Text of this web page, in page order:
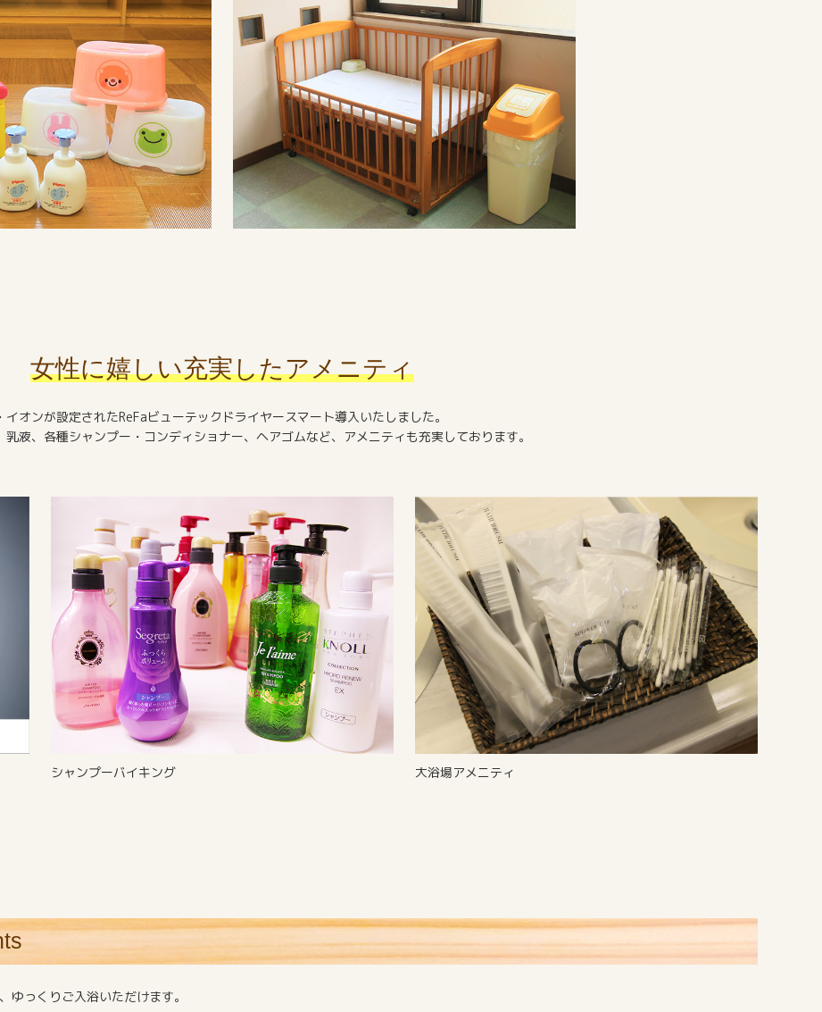
女性に嬉しい充実したアメニティ
オンが設定されたReFaビューテックドライヤースマート導入いたしました。
乳液、各種シャンプー・コンディショナー、ヘアゴムなど、アメニティも充実しております。
シャンプーバイキング 大浴場アメニティ
っくりご入浴いただけます。